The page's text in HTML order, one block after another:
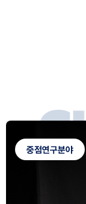
G
CA
중점연구분야